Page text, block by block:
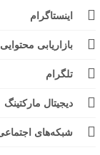
اینستاگرام
بازاریابی محتوایی
تلگرام
دیجیتال مارکتینگ
شبکه‌های اجتماعی